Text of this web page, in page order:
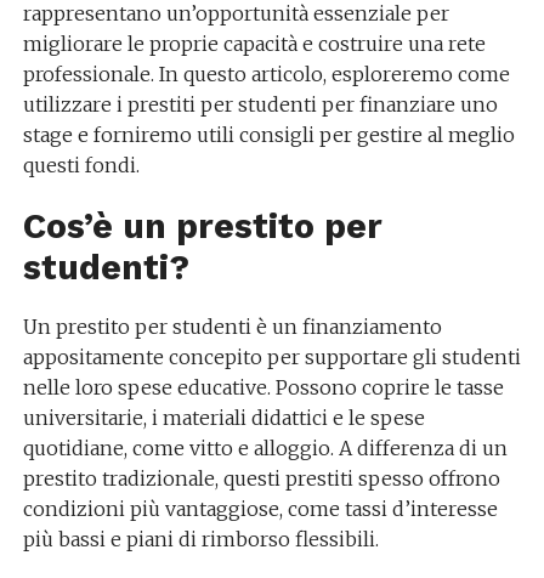
rappresentano un’opportunità essenziale per
migliorare le proprie capacità e costruire una rete
professionale. In questo articolo, esploreremo come
utilizzare i prestiti per studenti per finanziare uno
stage e forniremo utili consigli per gestire al meglio
questi fondi.
Cos’è un prestito per
studenti?
Un prestito per studenti è un finanziamento
appositamente concepito per supportare gli studenti
nelle loro spese educative. Possono coprire le tasse
universitarie, i materiali didattici e le spese
quotidiane, come vitto e alloggio. A differenza di un
prestito tradizionale, questi prestiti spesso offrono
condizioni più vantaggiose, come tassi d’interesse
più bassi e piani di rimborso flessibili.